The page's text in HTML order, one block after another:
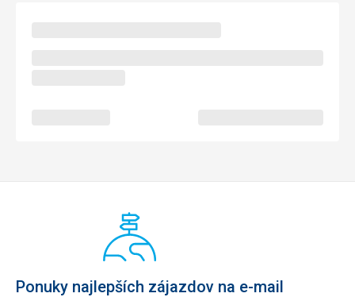
Ponuky najlepších zájazdov na e-mail